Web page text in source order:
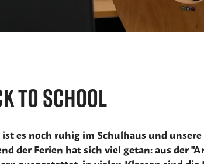
to School
es noch ruhig im Schulhaus und
der Ferien hat sich viel getan: aus der